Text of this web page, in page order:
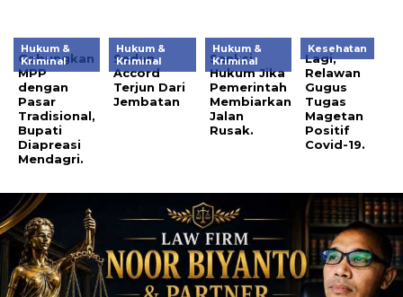
Hukum &
Kriminal
Gabungkan
MPP
dengan
Pasar
Tradisional,
Bupati
Diapreasi
Mendagri.
Hukum &
Kriminal
Sedan
Accord
Terjun Dari
Jembatan
Hukum &
Kriminal
Sanksi
Hukum Jika
Pemerintah
Membiarkan
Jalan
Rusak.
Kesehatan
Lagi,
Relawan
Gugus
Tugas
Magetan
Positif
Covid-19.